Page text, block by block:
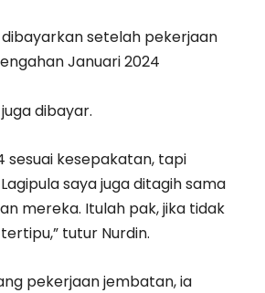
dibayarkan setelah pekerjaan
Januari 2024
dibayar.
sesuai kesepakatan, tapi
saya juga ditagih sama
mereka. Itulah pak, jika tidak
tutur Nurdin.
pekerjaan jembatan, ia